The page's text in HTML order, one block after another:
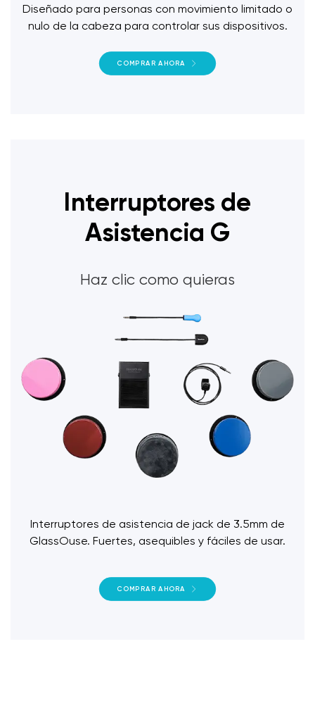
Diseñado para personas con movimiento limitado o
nulo de la cabeza para controlar sus dispositivos.
COMPRAR AHORA
Interruptores de
Asistencia G
Haz clic como quieras
Interruptores de asistencia de jack de 3.5mm de
GlassOuse. Fuertes, asequibles y fáciles de usar.
COMPRAR AHORA